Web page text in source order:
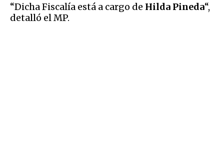
“Dicha Fiscalía está a cargo de Hilda Pineda“,
detalló el MP.